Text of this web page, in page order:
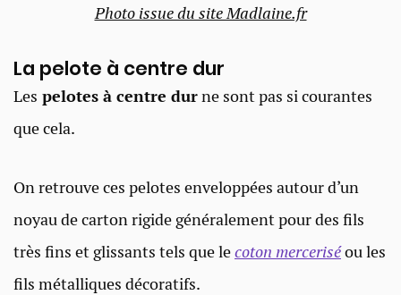
Photo issue du site Madlaine.fr
La pelote à centre dur​
Les pelotes à centre durne sont pas si courantes
que cela.
On retrouve ces pelotes enveloppées autour d’un
noyau de carton rigide généralement pour des fils
très fins et glissants tels que lecoton merceriséou les
fils métalliques décoratifs.